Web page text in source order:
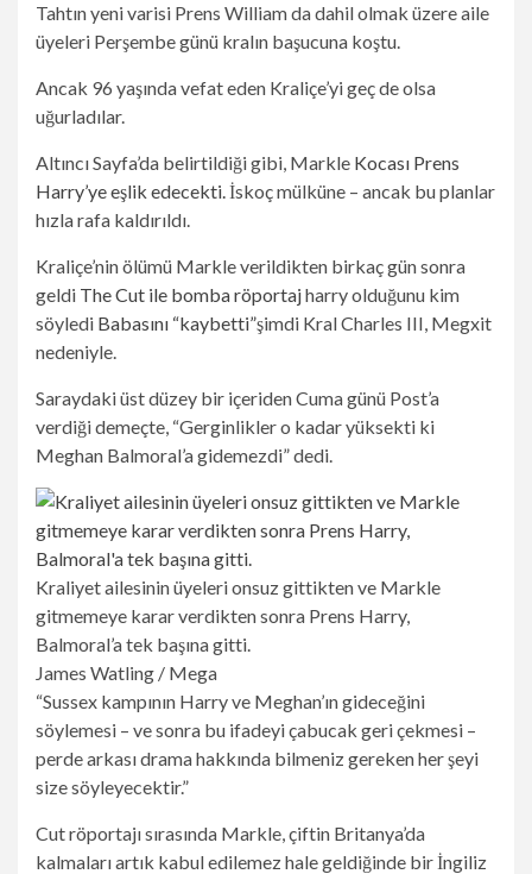
Tahtın yeni varisi Prens William da dahil olmak üzere aile
üyeleri Perşembe günü kralın başucuna koştu.
Ancak 96 yaşında vefat eden Kraliçe’yi geç de olsa
uğurladılar.
Altıncı Sayfa’da belirtildiği gibi, Markle Kocası Prens
Harry’ye eşlik edecekti.İskoç mülküne – ancak bu planlar
hızla rafa kaldırıldı.
Kraliçe’nin ölümü Markle verildikten birkaç gün sonra
geldi The Cut ile bomba röportajharry olduğunu kim
söyledi Babasını “kaybetti”şimdi Kral Charles III, Megxit
nedeniyle.
Saraydaki üst düzey bir içeriden Cuma günü Post’a
verdiği demeçte, “Gerginlikler o kadar yüksekti ki
Meghan Balmoral’a gidemezdi” dedi.
Kraliyet ailesinin üyeleri onsuz gittikten ve Markle
gitmemeye karar verdikten sonra Prens Harry,
Balmoral’a tek başına gitti.
James Watling / Mega
“Sussex kampının Harry ve Meghan’ın gideceğini
söylemesi – ve sonra bu ifadeyi çabucak geri çekmesi –
perde arkası drama hakkında bilmeniz gereken her şeyi
size söyleyecektir.”
Cut röportajı sırasında Markle, çiftin Britanya’da
kalmaları artık kabul edilemez hale geldiğinde bir İngiliz